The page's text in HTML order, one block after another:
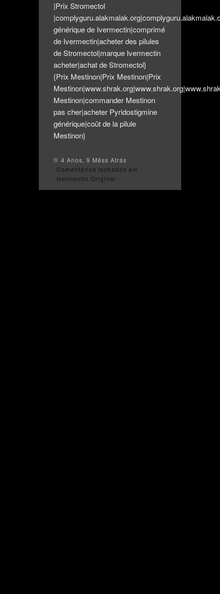
|Prix Stromectol
générique de Ivermectin|comprimé
de Ivermectin|acheter des pilules
de Stromectol|marque Ivermectin
acheter|achat de Stromectol}
{Prix Mestinon|Prix Mestinon|Prix
Mestinon|commander Mestinon
pas cher|acheter Pyridostigmine
générique|coût de la pilule
Mestinon}
4 Anos, 9 Mêss Atrás
Comentários fechados em
Ivermectin Original